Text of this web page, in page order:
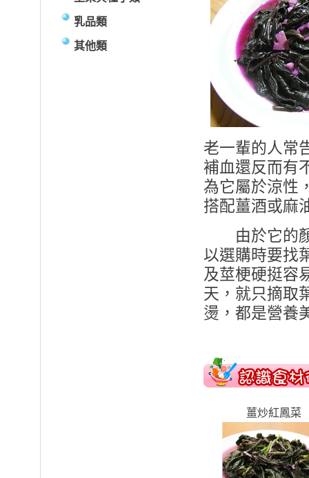
乳品類
其他類
老一輩的人常
補血還反而有
為它屬於涼性
搭配薑酒或麻
由於它的顏
以選購時要找
及莖梗硬挺容
天，就只摘取
燙，都是營養
薑炒紅鳳菜